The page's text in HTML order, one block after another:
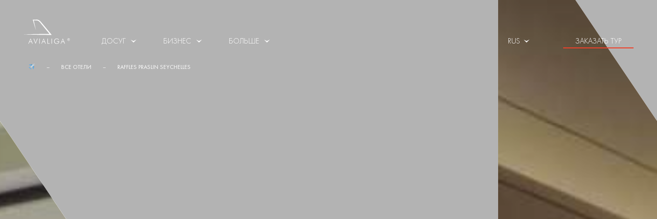
ДОСУГ БИЗНЕС БОЛЬШЕ RUS ЗАКАЗАТЬ ТУР
ВСЕ ОТЕЛИ RAFFLES PRASLIN SEYCHELLES